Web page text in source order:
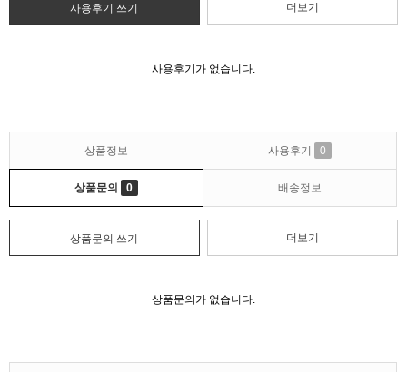
사용후기 쓰기 더보기
사용후기가 없습니다.
상품정보 사용후기 0
상품문의 0 배송정보
상품문의 쓰기 더보기
상품문의가 없습니다.